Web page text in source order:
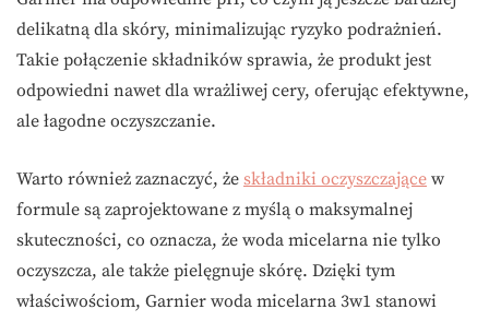
delikatną dla skóry, minimalizując ryzyko podrażnień.
Takie połączenie składników sprawia, że produkt jest
odpowiedni nawet dla wrażliwej cery, oferując efektywne,
ale łagodne oczyszczanie.
Warto również zaznaczyć, że składniki oczyszczające w
formule są zaprojektowane z myślą o maksymalnej
skuteczności, co oznacza, że woda micelarna nie tylko
oczyszcza, ale także pielęgnuje skórę. Dzięki tym
właściwościom, Garnier woda micelarna 3w1 stanowi